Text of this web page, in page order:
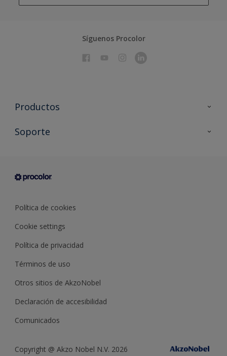
Síguenos Procolor
Productos
Todos los productos
Condiciones generales de venta
Soporte
Sobre Procolor
Política de cookies
Cookie settings
Política de privacidad
Términos de uso
Otros sitios de AkzoNobel
Declaración de accesibilidad
Comunicados
Copyright @ Akzo Nobel N.V. 2026